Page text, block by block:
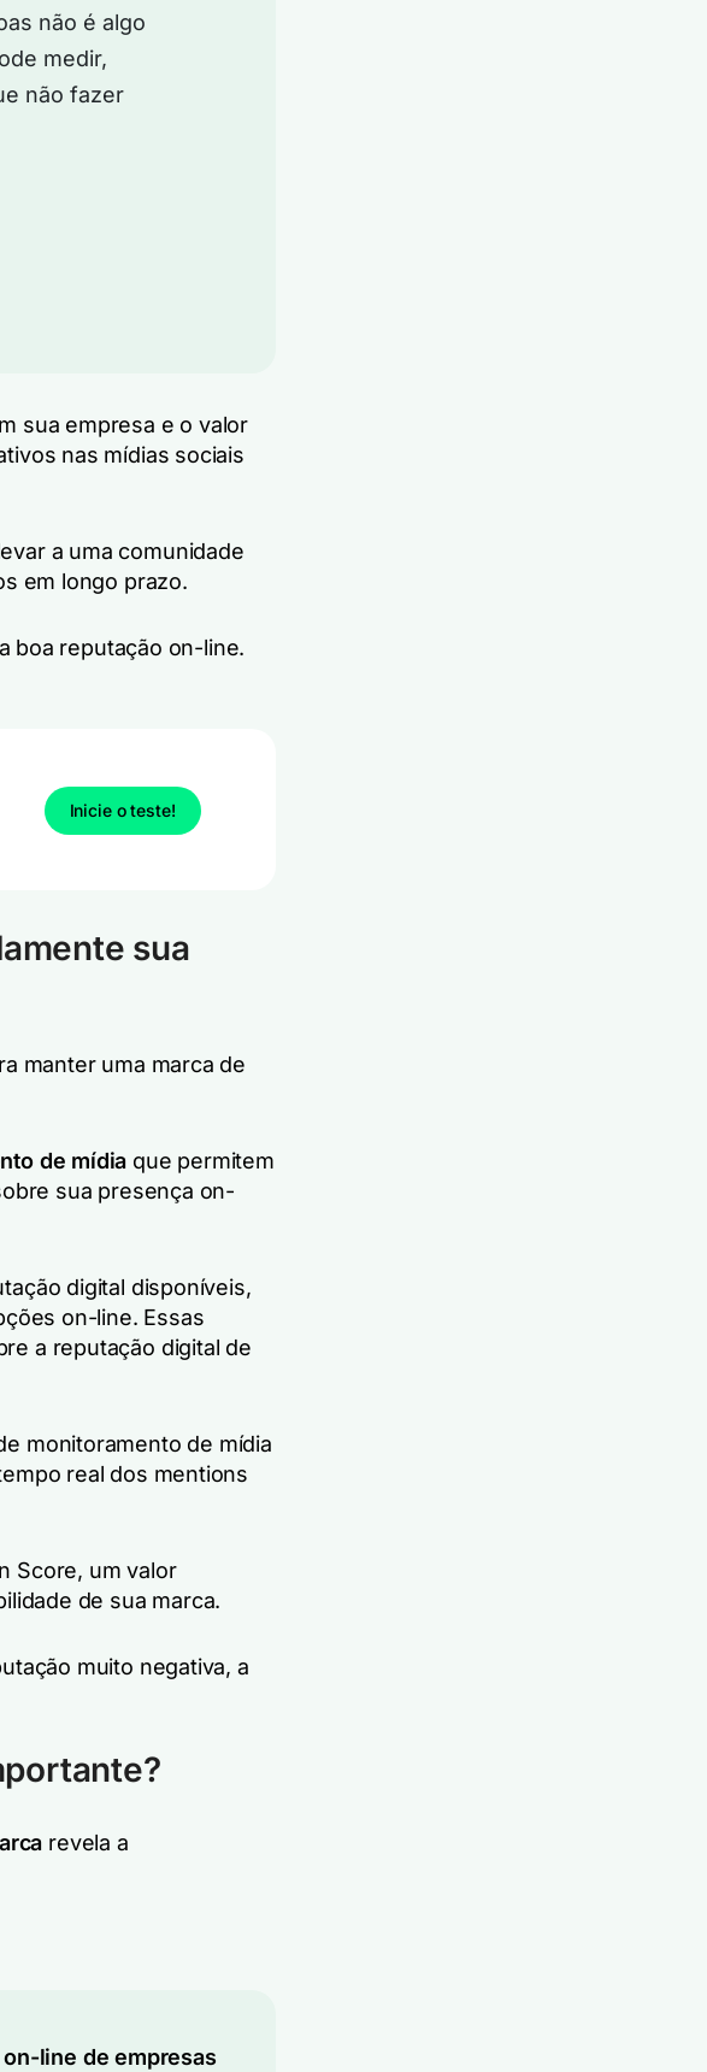
não é algo
medir,
não fazer
sua empresa e o valor
nas mídias sociais
a uma comunidade
em longo prazo.
boa reputação on-line.
Inicie o teste!
sua
manter uma marca de
de mídia que permitem
sua presença on-
digital disponíveis,
on-line. Essas
a reputação digital de
monitoramento de mídia
real dos mentions
Score, um valor
de sua marca.
muito negativa, a
revela a
line de empresas